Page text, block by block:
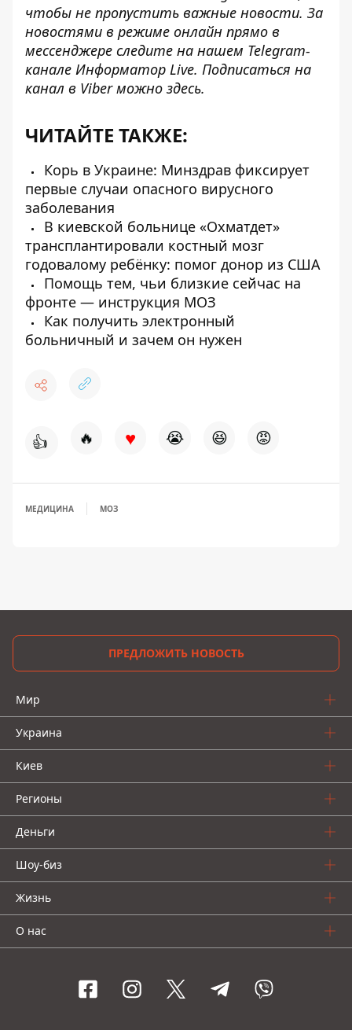
чтобы не пропустить важные новости. За
новостями в режиме онлайн прямо в
мессенджере следите на нашем Telegram-
канале Информатор Live. Подписаться на
канал в Viber можно здесь.
ЧИТАЙТЕ ТАКЖЕ:
Корь в Украине: Минздрав фиксирует
первые случаи опасного вирусного
заболевания
В киевской больнице «Охматдет»
трансплантировали костный мозг
годовалому ребёнку: помог донор из США
Помощь тем, чьи близкие сейчас на
фронте — инструкция МОЗ
Как получить электронный
больничный и зачем он нужен
👍 🔥 ♥ 😭 😆 😡
МЕДИЦИНА МОЗ
ПРЕДЛОЖИТЬ НОВОСТЬ
Мир
Украина
Киев
Регионы
Деньги
Шоу-биз
Жизнь
О нас